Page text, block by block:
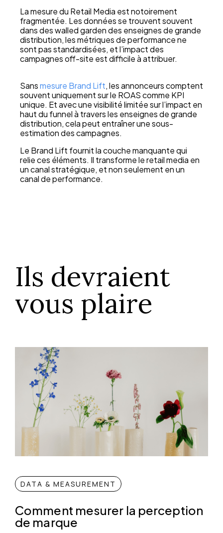
La mesure du Retail Media est notoirement
fragmentée. Les données se trouvent souvent
dans des walled garden des enseignes de grande
distribution, les métriques de performance ne
sont pas standardisées, et l’impact des
campagnes off-site est difficile à attribuer.
Sansmesure Brand Lift, les annonceurs comptent
souvent uniquement sur le ROAS comme KPI
unique. Et avec une visibilité limitée sur l’impact en
haut du funnel à travers les enseignes de grande
distribution, cela peut entraîner une sous-
estimation des campagnes.
Le Brand Lift fournit la couche manquante qui
relie ces éléments. Il transforme le retail media en
un canal stratégique, et non seulement en un
canal de performance.
Ils devraient
vous plaire
DATA & MEASUREMENT
Comment mesurer la perception
de marque